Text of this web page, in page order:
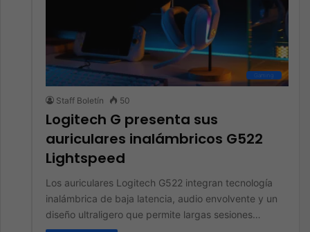
Gaming
Staff Boletín 50
Logitech G presenta sus
auriculares inalámbricos G522
Lightspeed
Los auriculares Logitech G522 integran tecnología
inalámbrica de baja latencia, audio envolvente y un
diseño ultraligero que permite largas sesiones…